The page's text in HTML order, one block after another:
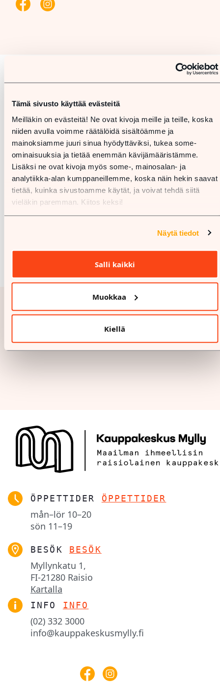
Tämä sivusto käyttää evästeitä
Meilläkin on evästeitä! Ne ovat kivoja meille ja teille, koska
niiden avulla voimme räätälöidä sisältöämme ja
mainoksiamme juuri sinua hyödyttäviksi, tukea some-
ominaisuuksia ja tietää enemmän kävijämääristämme.
Lisäksi ne ovat kivoja myös some-, mainosalan- ja
analytiikka-alan kumppaneillemme, koska näin hekin saavat
tietää, kuinka sivustoamme käytät, ja voivat tehdä siitä
vieläkin paremman. Kiitos keksi!
Näytä tiedot
Salli kaikki
Muokkaa
Kiellä
Karta
ÖPPETTIDER ÖPPETTIDER
mån–lör 10–20
sön 11–19
BESÖK BESÖK
Myllynkatu 1,
FI-21280 Raisio
Kartalla
INFO INFO
(02) 332 3000
info@kauppakeskusmylly.fi